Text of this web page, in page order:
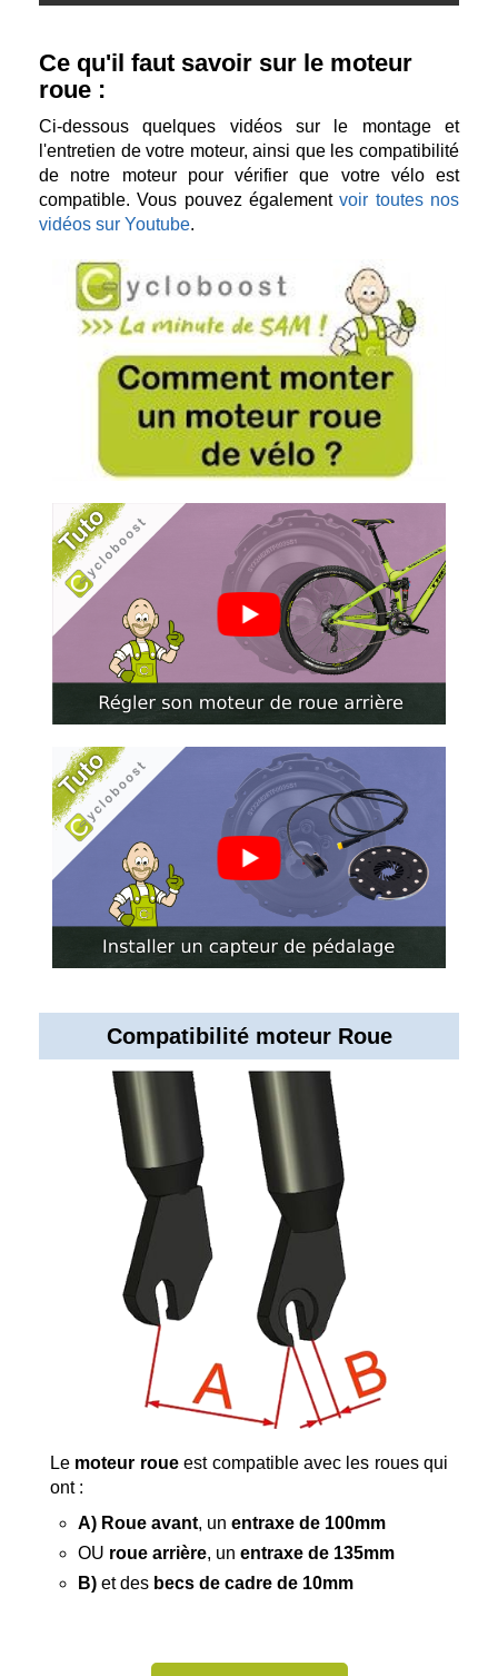
Ce qu'il faut savoir sur le moteur
roue :
Ci-dessous quelques vidéos sur le montage et
l'entretien de votre moteur, ainsi que les compatibilité
de notre moteur pour vérifier que votre vélo est
compatible. Vous pouvez égalementvoir toutes nos
vidéos sur Youtube.
Compatibilité moteur Roue
Le moteur roue est compatible avec les roues qui
ont :
A) Roue avant, un entraxe de 100mm
OU roue arrière, un entraxe de 135mm
B) et des becs de cadre de 10mm